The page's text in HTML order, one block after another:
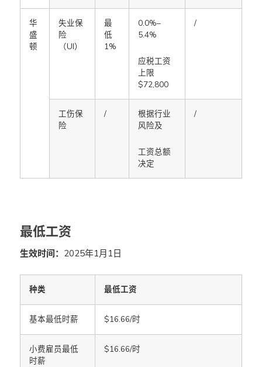
华
盛
顿
失业保
险
（UI）
最
低
1%
0.0%–
5.4%
应税工资
上限
$72,800
/
工伤保
险
/
根据行业
风险及
工资总额
决定
/
最低工资
生效时间： 2025年1月1日
种类 最低工资
基本最低时薪 $16.66/时
小费雇员最低
时薪
$16.66/时